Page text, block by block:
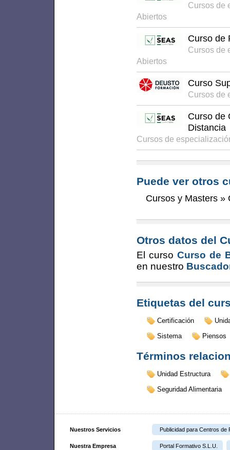
Cursos de
Abiertos
Curso de
Cursos de
Abiertos
Curso
Cursos de
Curso de
Distancia
Cursos de
Puede ver otros
Cursos y Masters »
Otros datos del
El curso Curso de
en nuestro
Etiquetas del
Certificación
Sistema
Piensos
Términos
Unidad Estructura
Seguridad Alimentaria
Nuestros Servicios Publicidad para Centros de
Nuestra Empresa Portal Formativo S.L.U.